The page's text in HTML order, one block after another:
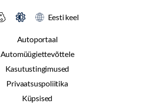
Autoportaal
Automüügiettevõttele
Kasutustingimused
Privaatsuspoliitika
Küpsised
Eesti keel